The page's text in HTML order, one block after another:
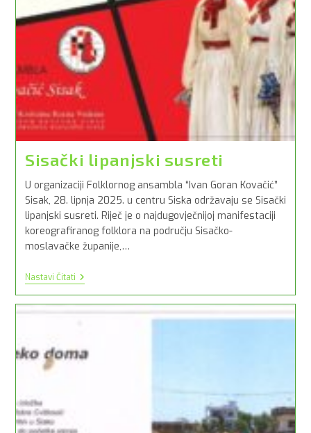
Sisački lipanjski susreti
U organizaciji Folklornog ansambla “Ivan Goran Kovačić”
Sisak, 28. lipnja 2025. u centru Siska održavaju se Sisački
lipanjski susreti. Riječ je o najdugovječnijoj manifestaciji
koreografiranog folklora na području Sisačko-
moslavačke županije,…
Nastavi ČitatiSisački
Lipanjski
Susreti